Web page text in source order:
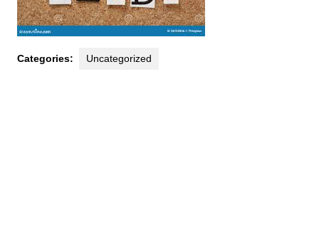
Categories: Uncategorized